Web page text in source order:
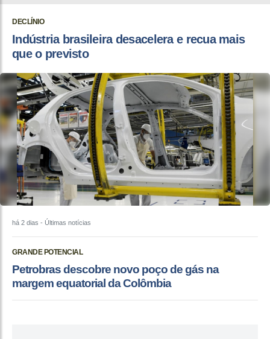
DECLÍNIO
Indústria brasileira desacelera e recua mais
que o previsto
há 2 dias - Últimas notícias
GRANDE POTENCIAL
Petrobras descobre novo poço de gás na
margem equatorial da Colômbia